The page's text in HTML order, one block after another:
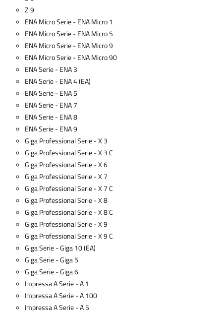
Z 9
ENA Micro Serie - ENA Micro 1
ENA Micro Serie - ENA Micro 5
ENA Micro Serie - ENA Micro 9
ENA Micro Serie - ENA Micro 90
ENA Serie - ENA 3
ENA Serie - ENA 4 (EA)
ENA Serie - ENA 5
ENA Serie - ENA 7
ENA Serie - ENA 8
ENA Serie - ENA 9
Giga Professional Serie - X 3
Giga Professional Serie - X 3 C
Giga Professional Serie - X 6
Giga Professional Serie - X 7
Giga Professional Serie - X 7 C
Giga Professional Serie - X 8
Giga Professional Serie - X 8 C
Giga Professional Serie - X 9
Giga Professional Serie - X 9 C
Giga Serie - Giga 10 (EA)
Giga Serie - Giga 5
Giga Serie - Giga 6
Impressa A Serie - A 1
Impressa A Serie - A 100
Impressa A Serie - A 5